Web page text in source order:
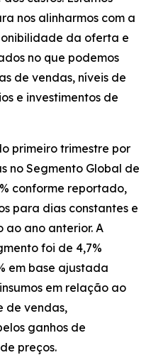
nos alinharmos com a
da oferta e
no que podemos
de vendas, níveis de
e investimentos de
primeiro trimestre por
no Segmento Global de
conforme reportado,
para dias constantes e
ano anterior. A
foi de 4,7%
em base ajustada
em relação ao
de vendas,
ganhos de
preços.